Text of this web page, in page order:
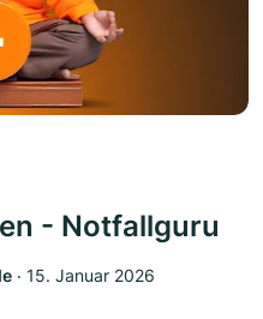
- Notfallguru
‧ 15. Januar 2026